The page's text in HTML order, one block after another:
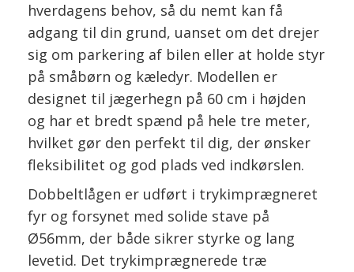
hverdagens behov, så du nemt kan få
adgang til din grund, uanset om det drejer
sig om parkering af bilen eller at holde styr
på småbørn og kæledyr. Modellen er
designet til jægerhegn på 60 cm i højden
og har et bredt spænd på hele tre meter,
hvilket gør den perfekt til dig, der ønsker
fleksibilitet og god plads ved indkørslen.
Dobbeltlågen er udført i trykimprægneret
fyr og forsynet med solide stave på
Ø56mm, der både sikrer styrke og lang
levetid. Det trykimprægnerede træ